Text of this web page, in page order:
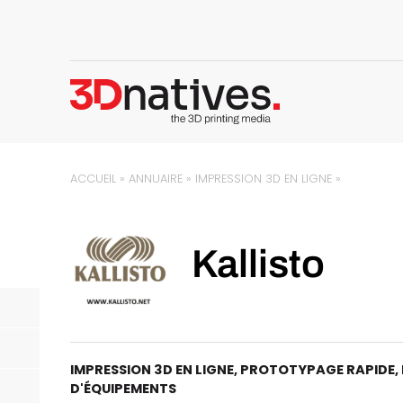
ACCUEIL »ANNUAIRE » IMPRESSION 3D EN LIGNE »
Kallisto
IMPRESSION 3D EN LIGNE, PROTOTYPAGE RAPIDE,
D'ÉQUIPEMENTS